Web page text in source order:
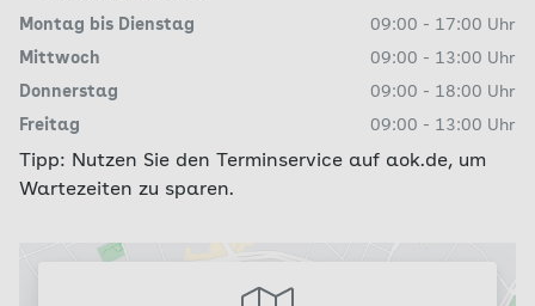
Montag bis Dienstag 09:00 - 17:00 Uhr
Mittwoch
09:00 - 13:00 Uhr
Donnerstag
09:00 - 18:00 Uhr
Freitag
09:00 - 13:00 Uhr
Tipp: Nutzen Sie den Terminservice auf aok.de, um
Wartezeiten zu sparen.